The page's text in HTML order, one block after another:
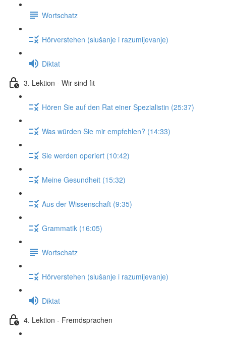
Wortschatz
Hörverstehen (slušanje i razumijevanje)
Diktat
3. Lektion - Wir sind fit
Hören Sie auf den Rat einer Spezialistin (25:37)
Was würden Sie mir empfehlen? (14:33)
Sie werden operiert (10:42)
Meine Gesundheit (15:32)
Aus der Wissenschaft (9:35)
Grammatik (16:05)
Wortschatz
Hörverstehen (slušanje i razumijevanje)
Diktat
4. Lektion - Fremdsprachen